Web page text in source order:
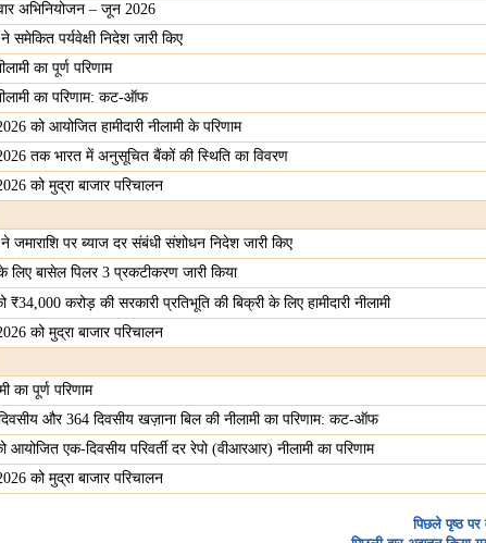
अभिनियोजन – जून 2026
समेकित पर्यवेक्षी निदेश जारी किए
का पूर्ण परिणाम
का परिणाम: कट-ऑफ
को आयोजित हामीदारी नीलामी के परिणाम
तक भारत में अनुसूचित बैंकों की स्थिति का विवरण
को मुद्रा बाजार परिचालन
ने जमाराशि पर ब्याज दर संबंधी संशोधन निदेश जारी किए
बासेल पिलर 3 प्रकटीकरण जारी किया
₹34,000 करोड़ की सरकारी प्रतिभूति की बिक्री के लिए हामीदारी नीलामी
को मुद्रा बाजार परिचालन
का पूर्ण परिणाम
और 364 दिवसीय खज़ाना बिल की नीलामी का परिणाम: कट-ऑफ
एक-दिवसीय परिवर्ती दर रेपो (वीआरआर) नीलामी का परिणाम
को मुद्रा बाजार परिचालन
पिछले पृष्ठ पर